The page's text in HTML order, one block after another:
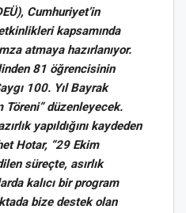
Cumhuriyet’in
kapsamında
atmaya hazırlanıyor.
81 öğrencisinin
100. Yıl Bayrak
Töreni” düzenleyecek.
yapıldığını kaydeden
Hotar, “29 Ekim
süreçte, asırlık
kalıcı bir program
bize destek olan